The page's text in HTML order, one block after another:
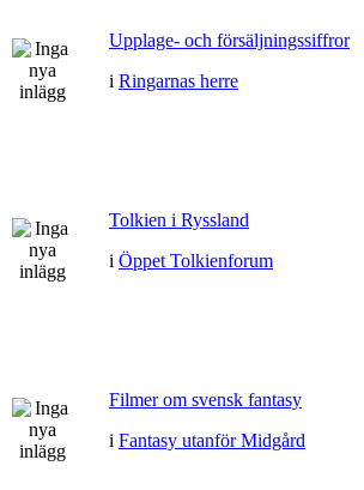
Upplage- och försäljningssiffror
i Ringarnas herre
Tolkien i Ryssland
i Öppet Tolkienforum
Filmer om svensk fantasy
i Fantasy utanför Midgård